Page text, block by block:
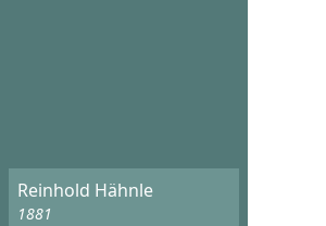
Reinhold Hähnle
1881